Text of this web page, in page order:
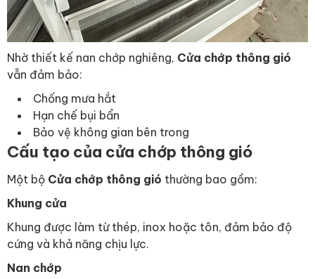
Nhờ thiết kế nan chớp nghiêng, Cửa chớp thông gió
vẫn đảm bảo:
Chống mưa hắt
Hạn chế bụi bẩn
Bảo vệ không gian bên trong
Cấu tạo của cửa chớp thông gió
Một bộ Cửa chớp thông gió thường bao gồm:
Khung cửa
Khung được làm từ thép, inox hoặc tôn, đảm bảo độ
cứng và khả năng chịu lực.
Nan chớp